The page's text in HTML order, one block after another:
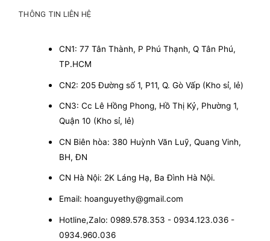
THÔNG TIN LIÊN HỆ
CN1: 77 Tân Thành, P Phú Thạnh, Q Tân Phú,
TP.HCM
CN2: 205 Đường số 1, P11, Q. Gò Vấp (Kho sỉ, lẻ)
CN3: Cc Lê Hồng Phong, Hồ Thị Kỷ, Phường 1,
Quận 10 (Kho sỉ, lẻ)
CN Biên hòa: 380 Huỳnh Văn Luỹ, Quang Vinh,
BH, ĐN
CN Hà Nội: 2K Láng Hạ, Ba Đình Hà Nội.
Email: hoanguyethy@gmail.com
Hotline,Zalo: 0989.578.353 - 0934.123.036 -
0934.960.036